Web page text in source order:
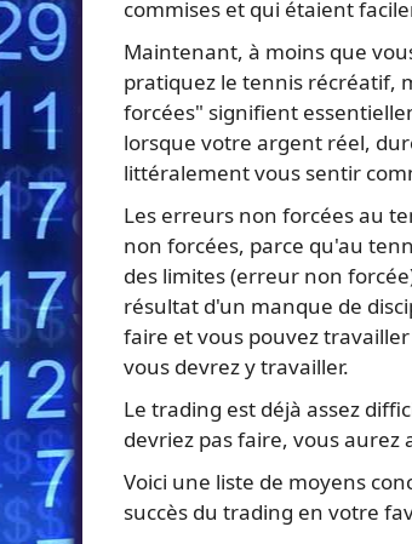
commises et qui étaient
Maintenant, à moins que
pratiquez le tennis récréatif,
forcées" signifient
lorsque votre argent réel,
littéralement vous sentir
Les erreurs non forcées au
non forcées, parce qu'au
des limites (erreur non
résultat d'un manque de
faire et vous pouvez
vous devrez y travailler.
Le trading est déjà assez
devriez pas faire, vous aurez
Voici une liste de moyens
succès du trading en votre